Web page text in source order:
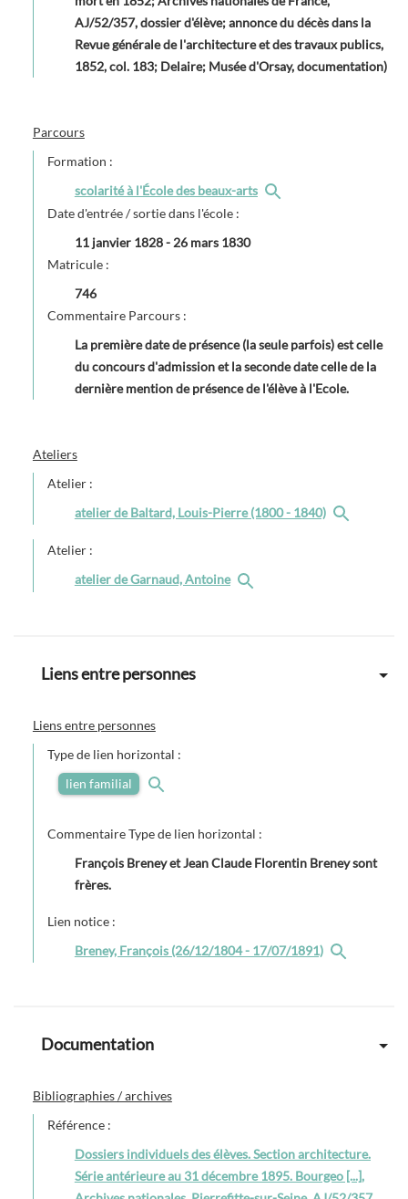
AJ/52/357, dossier d'élève; annonce du décès dans la
Revue générale de l'architecture et des travaux publics,
1852, col. 183; Delaire; Musée d'Orsay, documentation)
Parcours
Formation :
scolarité à l'École des beaux-arts
Date d'entrée / sortie dans l'école :
11 janvier 1828- 26 mars 1830
Matricule :
746
Commentaire Parcours :
La première date de présence (la seule parfois) est celle
du concours d'admission et la seconde date celle de la
dernière mention de présence de l'élève à l'Ecole.
Ateliers
Atelier :
atelier de Baltard, Louis-Pierre (1800 - 1840)
Atelier :
atelier de Garnaud, Antoine
Liens entre personnes
Liens entre personnes
Type de lien horizontal :
lien familial
Commentaire Type de lien horizontal :
François Breney et Jean Claude Florentin Breney sont
frères.
Lien notice :
Breney, François (26/12/1804 - 17/07/1891)
Documentation
Bibliographies / archives
Référence :
Dossiers individuels des élèves. Section architecture.
Série antérieure au 31 décembre 1895. Bourgeo [...],